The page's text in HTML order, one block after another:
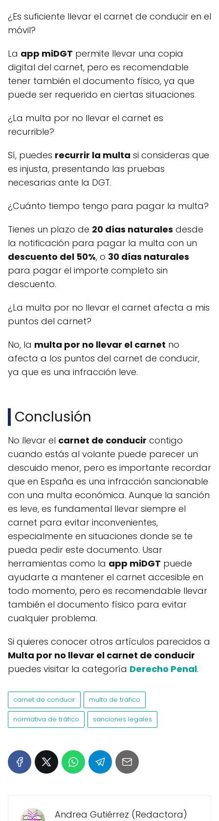
¿Es suficiente llevar el carnet de conducir en el
móvil?
La app miDGT permite llevar una copia
digital del carnet, pero es recomendable
tener también el documento físico, ya que
puede ser requerido en ciertas situaciones.
¿La multa por no llevar el carnet es
recurrible?
Sí, puedes recurrir la multa si consideras que
es injusta, presentando las pruebas
necesarias ante la DGT.
¿Cuánto tiempo tengo para pagar la multa?
Tienes un plazo de 20 días naturales desde
la notificación para pagar la multa con un
descuento del 50%, o 30 días naturales
para pagar el importe completo sin
descuento.
¿La multa por no llevar el carnet afecta a mis
puntos del carnet?
No, la multa por no llevar el carnet no
afecta a los puntos del carnet de conducir,
ya que es una infracción leve.
Conclusión
No llevar el carnet de conducir contigo
cuando estás al volante puede parecer un
descuido menor, pero es importante recordar
que en España es una infracción sancionable
con una multa económica. Aunque la sanción
es leve, es fundamental llevar siempre el
carnet para evitar inconvenientes,
especialmente en situaciones donde se te
pueda pedir este documento. Usar
herramientas como la app miDGT puede
ayudarte a mantener el carnet accesible en
todo momento, pero es recomendable llevar
también el documento físico para evitar
cualquier problema.
Si quieres conocer otros artículos parecidos a
Multa por no llevar el carnet de conducir
puedes visitar la categoría Derecho Penal.
carnet de conducir multa de tráfico
normativa de tráfico sanciones legales
Andrea Gutiérrez (Redactora)